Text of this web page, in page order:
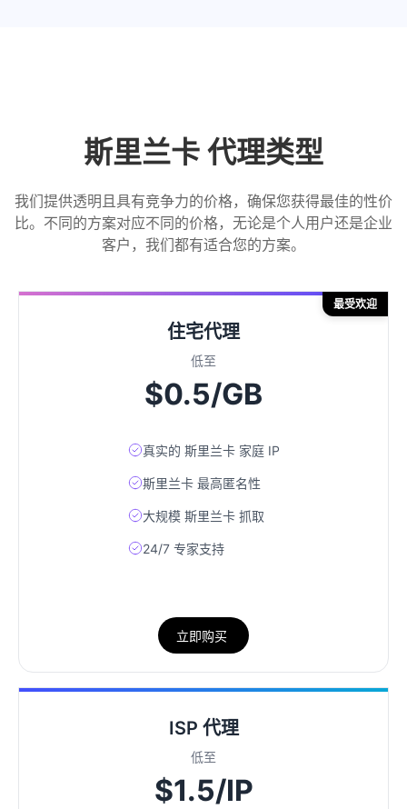
斯里兰卡 代理类型
我们提供透明且具有竞争力的价格，确保您获得最佳的性价
比。不同的方案对应不同的价格，无论是个人用户还是企业
客户，我们都有适合您的方案。
住宅代理
低至
$0.5/GB
真实的 斯里兰卡 家庭 IP
斯里兰卡 最高匿名性
大规模 斯里兰卡 抓取
24/7 专家支持
最受欢迎
立即购买
ISP 代理
低至
$1.5/IP